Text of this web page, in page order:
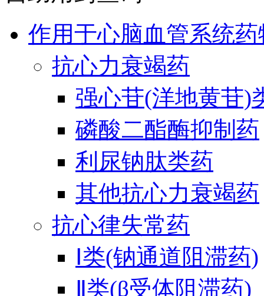
作用于心脑血管系统药
抗心力衰竭药
强心苷(洋地黄苷)
磷酸二酯酶抑制药
利尿钠肽类药
其他抗心力衰竭药
抗心律失常药
Ⅰ类(钠通道阻滞药)
Ⅱ类(β受体阻滞药)